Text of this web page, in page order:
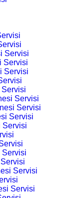
Servisi
Servisi
Servisi
Servisi
Servisi
Servisi
Servisi
Servisi
Servisi
Servisi
Servisi